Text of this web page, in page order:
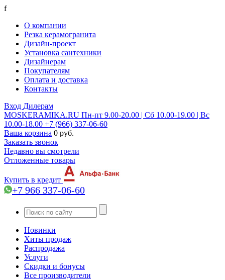
f
О компании
Резка керамогранита
Дизайн-проект
Установка сантехники
Дизайнерам
Покупателям
Оплата и доставка
Контакты
Вход Дилерам
MOSKERAMIKA.RU Пн-пт 9.00-20.00 | Сб 10.00-19.00 | Вс
10.00-18.00 +7 (966) 337-06-60
Ваша корзина 0 руб.
Заказать звонок
Недавно вы смотрели
Отложенные товары
Купить в кредит
+7 966 337-06-60
Новинки
Хиты продаж
Распродажа
Услуги
Скидки и бонусы
Все производители